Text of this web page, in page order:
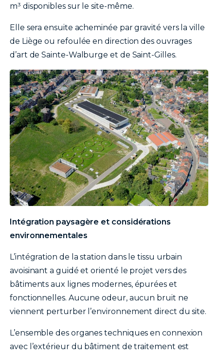
m³ disponibles sur le site-même.
Elle sera ensuite acheminée par gravité vers la ville
de Liège ou refoulée en direction des ouvrages
d’art de Sainte-Walburge et de Saint-Gilles.
image
texte
Intégration paysagère et considérations
environnementales
L’intégration de la station dans le tissu urbain
avoisinant a guidé et orienté le projet vers des
bâtiments aux lignes modernes, épurées et
fonctionnelles. Aucune odeur, aucun bruit ne
viennent perturber l’environnement direct du site.
L’ensemble des organes techniques en connexion
avec l’extérieur du bâtiment de traitement est